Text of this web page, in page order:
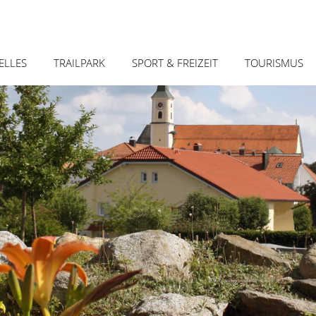
Inhalt
TRAILPARK SPORT & FREIZEIT TOURISMUS